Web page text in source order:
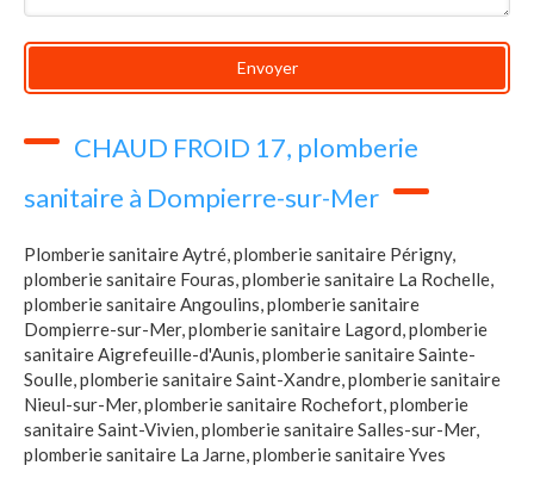
Envoyer
CHAUD FROID 17, plomberie
sanitaire à Dompierre-sur-Mer
Plomberie sanitaire Aytré,plomberie sanitaire Périgny,
plomberie sanitaire Fouras,plomberie sanitaire La Rochelle,
plomberie sanitaire Angoulins,plomberie sanitaire
Dompierre-sur-Mer,plomberie sanitaire Lagord,plomberie
sanitaire Aigrefeuille-d'Aunis,plomberie sanitaire Sainte-
Soulle,plomberie sanitaire Saint-Xandre,plomberie sanitaire
Nieul-sur-Mer,plomberie sanitaire Rochefort,plomberie
sanitaire Saint-Vivien,plomberie sanitaire Salles-sur-Mer,
plomberie sanitaire La Jarne,plomberie sanitaire Yves